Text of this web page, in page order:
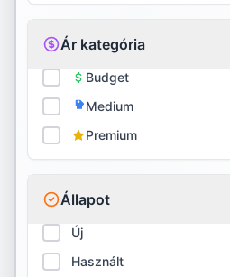
Fortune
GITI
Goodride
Ár kategória
Budget
Medium
Premium
Állapot
Új
Használt